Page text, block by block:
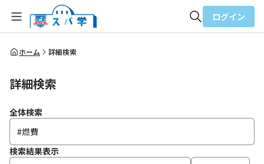
全体検索
ログイン
ホーム 詳細検索
詳細検索
全体検索
検索結果表示